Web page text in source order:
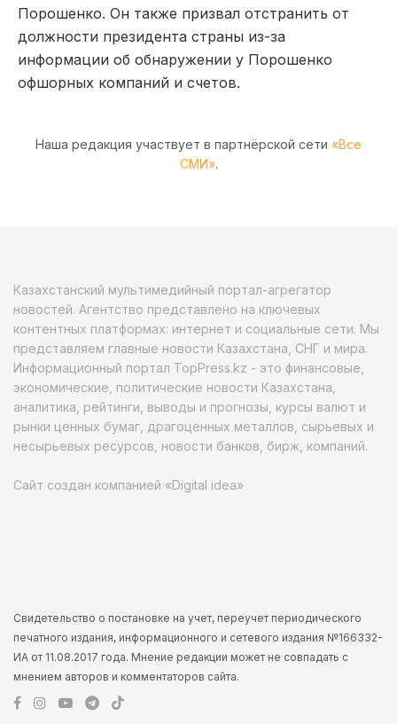
Порошенко. Он также призвал отстранить от
должности президента страны из-за
информации об обнаружении у Порошенко
офшорных компаний и счетов.
Наша редакция участвует в партнёрской сети «Все
СМИ».
Казахстанский мультимедийный портал-агрегатор
новостей. Агентство представлено на ключевых
контентных платформах: интернет и социальные сети. Мы
представляем главные новости Казахстана, СНГ и мира.
Информационный портал TopPress.kz - это финансовые,
экономические, политические новости Казахстана,
аналитика, рейтинги, выводы и прогнозы, курсы валют и
рынки ценных бумаг, драгоценных металлов, сырьевых и
несырьевых ресурсов, новости банков, бирж, компаний.
Сайт создан компанией «Digital idea»
Свидетельство о постановке на учет, переучет периодического
печатного издания, информационного и сетевого издания №166332-
ИА от 11.08.2017 года. Мнение редакции может не совпадать с
мнением авторов и комментаторов сайта.